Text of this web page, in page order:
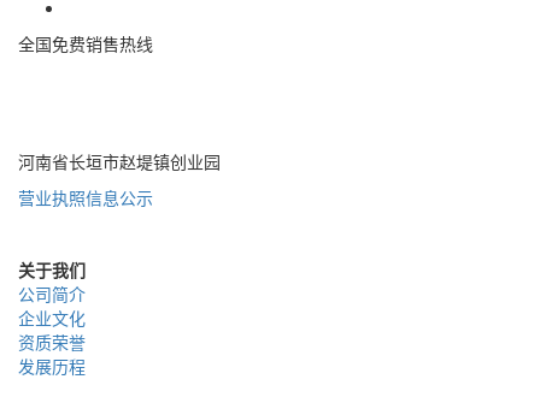
全国免费销售热线
河南省长垣市赵堤镇创业园
营业执照信息公示
关于我们
公司简介
企业文化
资质荣誉
发展历程